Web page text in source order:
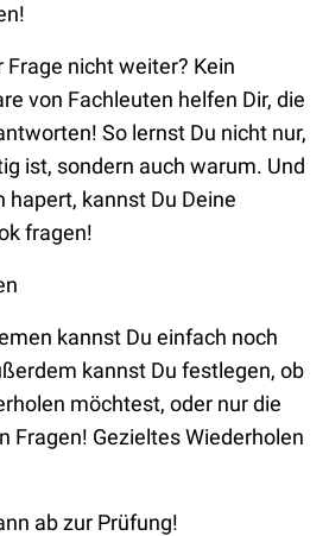
nicht weiter? Kein
von Fachleuten helfen Dir, die
So lernst Du nicht nur,
ist, sondern auch warum. Und
kannst Du Deine
fragen!
kannst Du einfach noch
kannst Du festlegen, ob
möchtest, oder nur die
Fragen! Gezieltes Wiederholen
ab zur Prüfung!